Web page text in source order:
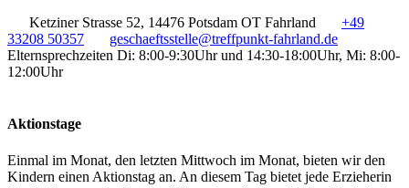
Ketziner Strasse 52, 14476 Potsdam OT Fahrland
+49
33208 50357
geschaeftsstelle@treffpunkt-fahrland.de
Elternsprechzeiten Di: 8:00-9:30Uhr und 14:30-18:00Uhr, Mi: 8:00-
12:00Uhr
Aktionstage
Einmal im Monat, den letzten Mittwoch im Monat, bieten wir den
Kindern einen Aktionstag an. An diesem Tag bietet jede Erzieherin